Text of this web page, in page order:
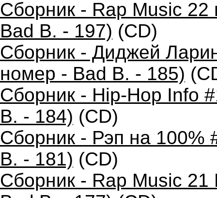
Сборник - Rap Music
Bad B. - 197) (CD)
Сборник - Диджей
номер - Bad B. - 185)
Сборник - Hip-Hop Info
B. - 184) (CD)
Сборник - Рэп на 100%
B. - 181) (CD)
Сборник - Rap Music